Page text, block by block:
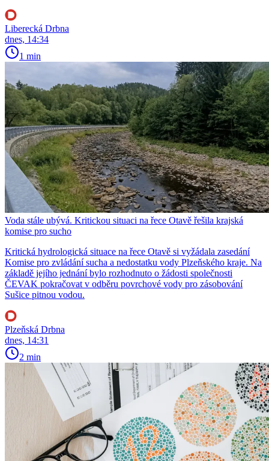
Liberecká Drbna
dnes, 14:34
1 min
Voda stále ubývá. Kritickou situaci na řece Otavě řešila krajská
komise pro sucho
Kritická hydrologická situace na řece Otavě si vyžádala zasedání
Komise pro zvládání sucha a nedostatku vody Plzeňského kraje. Na
základě jejího jednání bylo rozhodnuto o žádosti společnosti
ČEVAK pokračovat v odběru povrchové vody pro zásobování
Sušice pitnou vodou.
Plzeňská Drbna
dnes, 14:31
2 min